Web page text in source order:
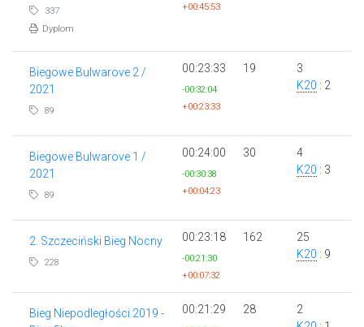
337
Dyplom
+00:45:53
Biegowe Bulwarove 2 /
2021
89
00:23:33
-00:32:04
+00:23:33
19
3
K20 : 2
Biegowe Bulwarove 1 /
2021
89
00:24:00
-00:30:38
+00:04:23
30
4
K20 : 3
2. Szczeciński Bieg Nocny
228
00:23:18
-00:21:30
+00:07:32
162
25
K20 : 9
Bieg Niepodległości 2019 -
00:21:29 28
2